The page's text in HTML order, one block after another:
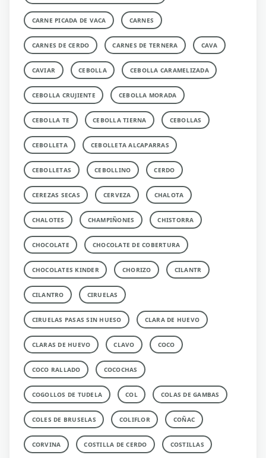
CARNE PICADA DE VACA CARNES
CARNES DE CERDO CARNES DE TERNERA CAVA
CAVIAR CEBOLLA CEBOLLA CARAMELIZADA
CEBOLLA CRUJIENTE CEBOLLA MORADA
CEBOLLA TE CEBOLLA TIERNA CEBOLLAS
CEBOLLETA CEBOLLETA ALCAPARRAS
CEBOLLETAS CEBOLLINO CERDO
CEREZAS SECAS CERVEZA CHALOTA
CHALOTES CHAMPIÑONES CHISTORRA
CHOCOLATE CHOCOLATE DE COBERTURA
CHOCOLATES KINDER CHORIZO CILANTR
CILANTRO CIRUELAS
CIRUELAS PASAS SIN HUESO CLARA DE HUEVO
CLARAS DE HUEVO CLAVO COCO
COCO RALLADO COCOCHAS
COGOLLOS DE TUDELA COL COLAS DE GAMBAS
COLES DE BRUSELAS COLIFLOR COÑAC
CORVINA COSTILLA DE CERDO COSTILLAS